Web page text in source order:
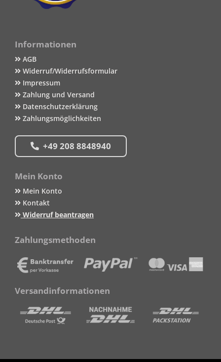
Informationen
AGB
Widerruf/Widerrufsformular
Impressum
Zahlung und Versand
Datenschutzerklärung
Zahlungsmöglichkeiten
+49 208 8848940
Mein Konto
Mein Konto
Kontakt
Widerruf beantragen
Zahlungsmethoden
Versandinformationen